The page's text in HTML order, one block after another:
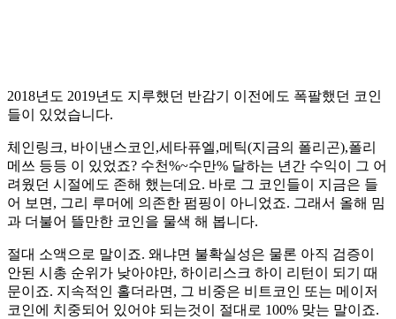
2018년도 2019년도 지루했던 반감기 이전에도 폭팔했던 코인
들이 있었습니다.
체인링크, 바이낸스코인,세타퓨엘,메틱(지금의 폴리곤),폴리
메쓰 등등 이 있었죠? 수천%~수만% 달하는 년간 수익이 그 어
려웠던 시절에도 존해 했는데요. 바로 그 코인들이 지금은 들
어 보면, 그리 루머에 의존한 펌핑이 아니었죠. 그래서 올해 밈
과 더불어 뜰만한 코인을 물색 해 봅니다.
절대 소액으로 말이죠. 왜냐면 불확실성은 물론 아직 검증이
안된 시총 순위가 낮아야만, 하이리스크 하이 리턴이 되기 때
문이죠. 지속적인 홀더라면, 그 비중은 비트코인 또는 메이저
코인에 치중되어 있어야 되는것이 절대로 100% 맞는 말이죠.